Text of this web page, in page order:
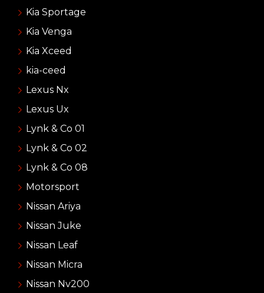
Kia Sportage
Kia Venga
Kia Xceed
kia-ceed
Lexus Nx
Lexus Ux
Lynk & Co 01
Lynk & Co 02
Lynk & Co 08
Motorsport
Nissan Ariya
Nissan Juke
Nissan Leaf
Nissan Micra
Nissan Nv200